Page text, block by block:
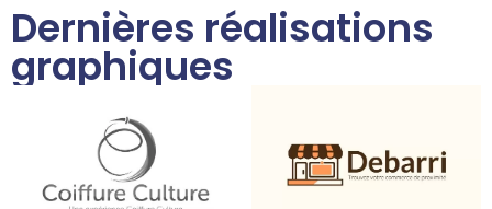
Dernières réalisations
graphiques